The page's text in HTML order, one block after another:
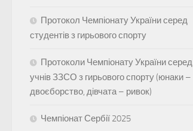
Протокол Чемпіонату України серед
студентів з гирьового спорту
Протоколи Чемпіонату України серед
учнів ЗЗСО з гирьового спорту (юнаки –
двоєборство, дівчата – ривок)
Чемпіонат Сербії 2025